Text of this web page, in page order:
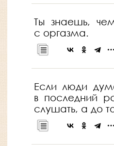
Ты знаешь,
с оргазма.
Если люди
в последний
слушать, а до